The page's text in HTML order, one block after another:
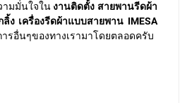
มมั่นใจใน งานติดตั้ง สายพานรีดผ้า
ลิ้ง เครื่องรีดผ้าแบบสายพาน IMESA
รอื่นๆของทางเรามาโดยตลอดครับ